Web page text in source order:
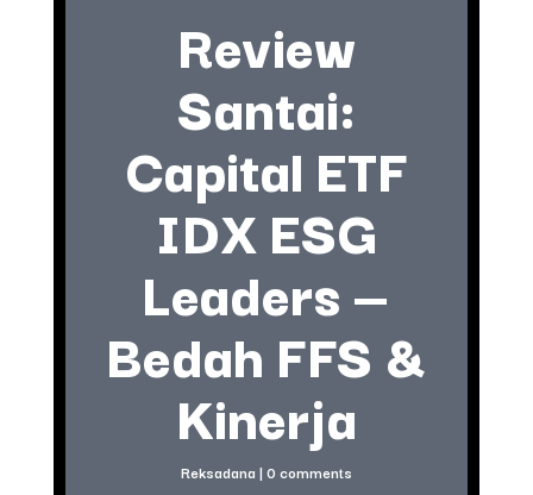
Review
Santai:
Capital ETF
IDX ESG
Leaders —
Bedah FFS &
Kinerja
Reksadana | 0 comments